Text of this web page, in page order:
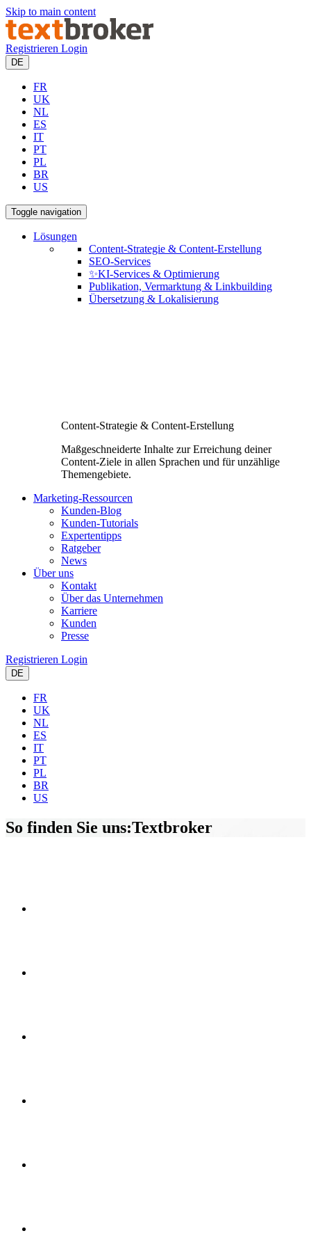
Skip to main content
Registrieren Login
DE
FR
UK
NL
ES
IT
PT
PL
BR
US
Toggle navigation
Lösungen
Content-Strategie & Content-Erstellung
SEO-Services
✨KI-Services & Optimierung
Publikation, Vermarktung & Linkbuilding
Übersetzung & Lokalisierung
Content-Strategie & Content-Erstellung
Maßgeschneiderte Inhalte zur Erreichung deiner
Content-Ziele in allen Sprachen und für unzählige
Themengebiete.
Marketing-Ressourcen
Kunden-Blog
Kunden-Tutorials
Expertentipps
Ratgeber
News
Über uns
Kontakt
Über das Unternehmen
Karriere
Kunden
Presse
Registrieren Login
DE
FR
UK
NL
ES
IT
PT
PL
BR
US
So finden Sie uns:Textbroker